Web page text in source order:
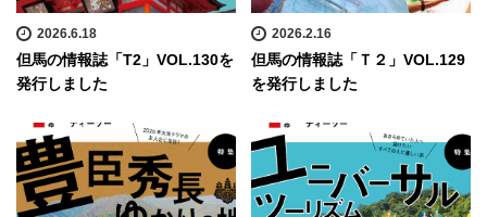
2026.6.18
但馬の情報誌「T2」VOL.130を
発行しました
2026.2.16
但馬の情報誌「Ｔ２」VOL.129
を発行しました